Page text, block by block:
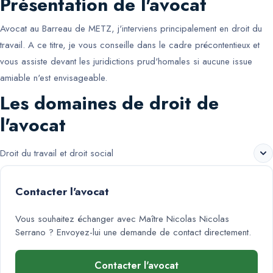
Avocat au Barreau de METZ, j'interviens principalement en droit du
travail. A ce titre, je vous conseille dans le cadre précontentieux et
vous assiste devant les juridictions prud'homales si aucune issue
amiable n'est envisageable.
Les domaines de droit de
l'avocat
Droit du travail et droit social
Contacter l'avocat
Vous souhaitez échanger avec Maître Nicolas Nicolas
Serrano ? Envoyez-lui une demande de contact directement.
Contacter l'avocat